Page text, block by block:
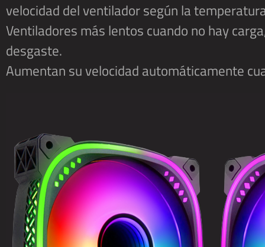
velocidad del ventilador según la
Ventiladores más lentos cuando no hay
desgaste.
Aumentan su velocidad automáticamente